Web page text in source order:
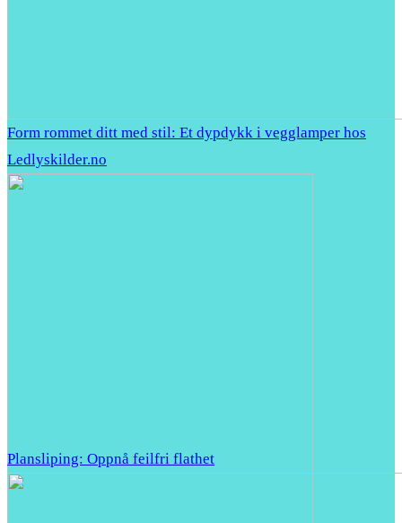
Form rommet ditt med stil: Et dypdykk i vegglamper hos
Ledlyskilder.no
Plansliping: Oppnå feilfri flathet